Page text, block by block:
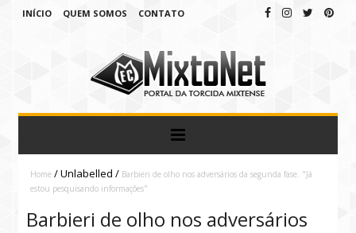
INÍCIO QUEM SOMOS CONTATO
Home /Unlabelled/ Barbieri de olho nos adversários da segunda fase. "Já
estou pesquisando informações"
Barbieri de olho nos adversários